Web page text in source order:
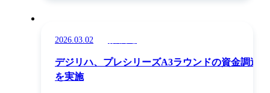
2026.03.02
デジリハ、プレシリーズA3ラウンドの資金調達
を実施